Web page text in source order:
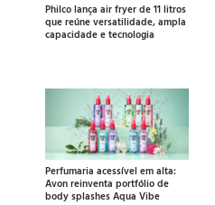
Philco lança air fryer de 11 litros
que reúne versatilidade, ampla
capacidade e tecnologia
Perfumaria acessível em alta:
Avon reinventa portfólio de
body splashes Aqua Vibe